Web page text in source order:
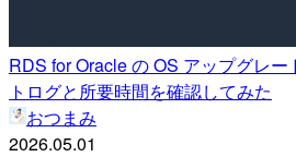
RDS for Oracle の OS アップグレ
トログと所要時間を確認してみた
おつまみ
2026.05.01